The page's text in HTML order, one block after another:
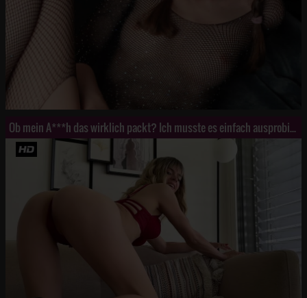
Ob mein A***h das wirklich packt? Ich musste es einfach ausprobieren